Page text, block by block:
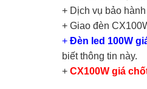
+ Dịch vụ bảo
+ Giao đèn
+ Đèn led 100W
biết thông tin này.
+ CX100W giá